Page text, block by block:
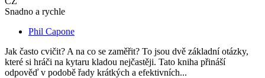
Snadno a rychle
Phil Capone
Jak často cvičit? A na co se zaměřit? To jsou dvě základní otázky,
které si hráči na kytaru kladou nejčastěji. Tato kniha přináší
odpověď v podobě řady krátkých a efektivních...